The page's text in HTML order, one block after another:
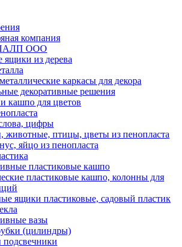
компания
ООО
ящики из дерева
каркасы для декора
декоративные решения
кашпо для цветов
цифры
животные, птицы, цветы из пенопласта
яйцо из пенопласта
пластиковые кашпо
пластиковые кашпо, колонны для
ящики пластиковые, садовый пластик
вазы
(цилиндры)